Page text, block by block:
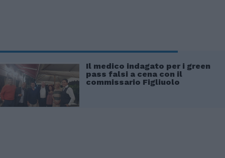
Il medico indagato per i green
pass falsi a cena con il
commissario Figliuolo